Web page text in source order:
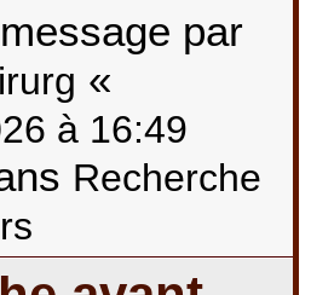
par
«
à 16:49
Recherche